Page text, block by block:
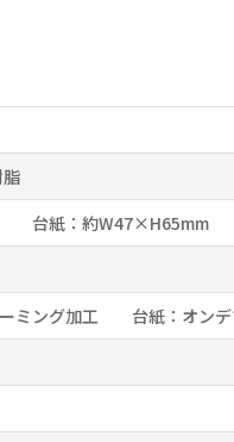
台紙：約W47×H65mm
ーミング加工 台紙：オンデ